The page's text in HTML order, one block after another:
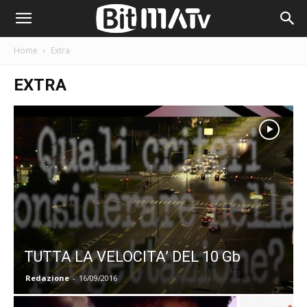
Home Extra
EXTRA
TUTTA LA VELOCITA’ DEL 10 Gb
Redazione - 16/09/2016